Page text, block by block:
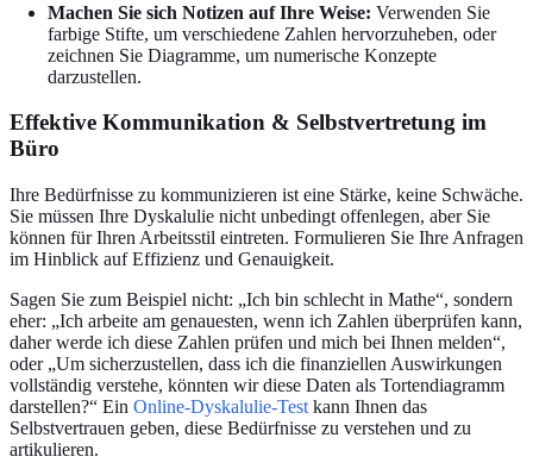
Machen Sie sich Notizen auf Ihre Weise: Verwenden Sie
farbige Stifte, um verschiedene Zahlen hervorzuheben, oder
zeichnen Sie Diagramme, um numerische Konzepte
darzustellen.
Effektive Kommunikation & Selbstvertretung im
Büro
Ihre Bedürfnisse zu kommunizieren ist eine Stärke, keine Schwäche.
Sie müssen Ihre Dyskalulie nicht unbedingt offenlegen, aber Sie
können für Ihren Arbeitsstil eintreten. Formulieren Sie Ihre Anfragen
im Hinblick auf Effizienz und Genauigkeit.
Sagen Sie zum Beispiel nicht: „Ich bin schlecht in Mathe“, sondern
eher: „Ich arbeite am genauesten, wenn ich Zahlen überprüfen kann,
daher werde ich diese Zahlen prüfen und mich bei Ihnen melden“,
oder „Um sicherzustellen, dass ich die finanziellen Auswirkungen
vollständig verstehe, könnten wir diese Daten als Tortendiagramm
darstellen?“ Ein Online-Dyskalulie-Test kann Ihnen das
Selbstvertrauen geben, diese Bedürfnisse zu verstehen und zu
artikulieren.